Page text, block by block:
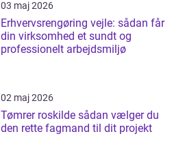
03 maj 2026
Erhvervsrengøring vejle: sådan får
din virksomhed et sundt og
professionelt arbejdsmiljø
02 maj 2026
Tømrer roskilde sådan vælger du
den rette fagmand til dit projekt